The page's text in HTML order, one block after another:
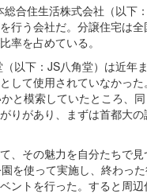
合住生活株式会社（以下
行う会社だ。分譲住宅は
率を占めている。
以下：JS八角堂）は近年
して使用されていなかった
と模索していたところ、
りがあり、まずは首都大
、その魅力を自分たちで
を使って実施し、終わっ
トを行った。すると周辺